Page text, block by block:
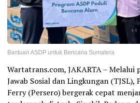
Bantuan ASDP untuk Bencana Sumatera
Wartatrans.com, JAKARTA – Melalui
Jawab Sosial dan Lingkungan (TJSL),
Ferry (Persero) bergerak cepat